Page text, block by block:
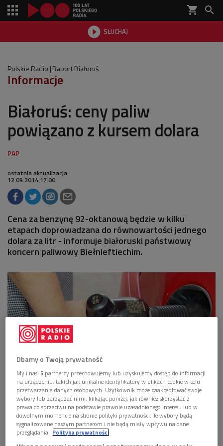
shopping_cart 
 SŁUCHAJ

Polskie Radio Raport Białoruś
Informacje
Białoruś: ceny paliw
powiązano z kursem dolara
ostatnia aktualizacja:
12.09.2014 17:00
Cena za benzynę 92-oktanową będzie w kilku
etapach doprowadzana do równowartości jednego
dolara za litr - informuje białoruski państwowy
koncern paliwowy Biełnieftiechim.
Foto: sxc.hu/cc
Ceny paliw na Białorusi powiązano z kursem dolara -
poinformował w środę białoruski dziennik "Komsomolskaja
Dbamy o Twoją prywatność
My i nasi5 partnerzy przechowujemy lub uzyskujemy dostęp do informacji
na urządzeniu, takich jak unikalne identyfikatory w plikach cookie w celu
przetwarzania danych osobowych. Użytkownik może zaakceptować swoje
wybory lub zarządzać nimi, klikając poniżej, jak również skorzystać z
prawa do sprzeciwu na podstawie prawnie uzasadnionego interesu lub w
dowolnym momencie na stronie polityki prywatności. Te wybory będą
sygnalizowane naszym partnerom i nie będą miały wpływu na dane
przeglądania. Polityka prywatności